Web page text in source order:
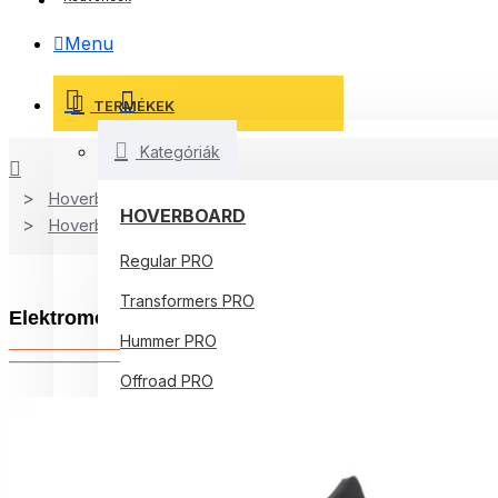
Menu
TERMÉKEK
Kategóriák
HOVERBOARD
Regular PRO
Transformers PRO
Hummer PRO
Offroad PRO
Hoverboard
Hoverboard Kart
Elektromos Hoverboard csomag Komfortos